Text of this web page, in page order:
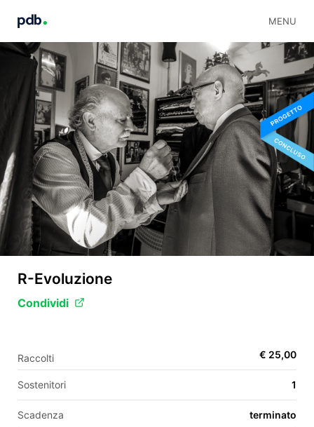
MENU
IT
ES
R-Evoluzione
Condividi
Raccolti € 25,00
Sostenitori 1
Scadenza terminato